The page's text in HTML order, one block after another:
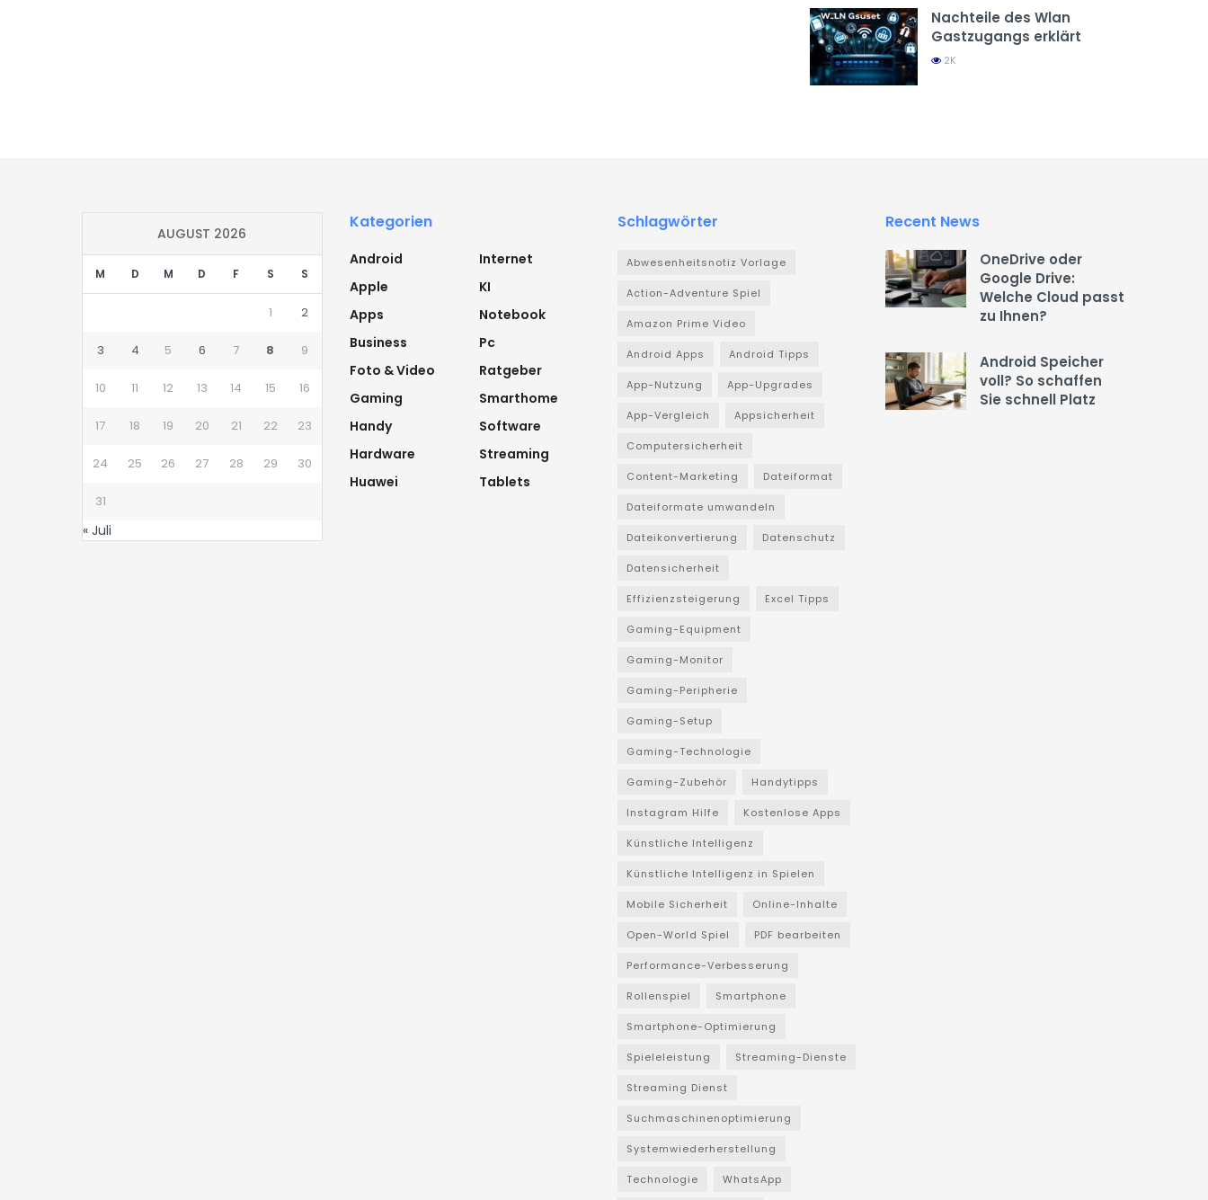
Nachteile des Wlan
Gastzugangs erklärt
2K
AUGUST 2026
M D M D F S S
1 2
3 4 5 6 7 8 9
10 11 12 13 14 15 16
17 18 19 20 21 22 23
24 25 26 27 28 29 30
31
« Juli
Kategorien
Android
Apple
Apps
Business
Foto & Video
Gaming
Handy
Hardware
Huawei
Internet
KI
Notebook
Pc
Ratgeber
Smarthome
Software
Streaming
Tablets
Schlagwörter
Abwesenheitsnotiz Vorlage
Action-Adventure Spiel
Amazon Prime Video
Android Apps Android Tipps
App-Nutzung App-Upgrades
App-Vergleich Appsicherheit
Computersicherheit
Content-Marketing Dateiformat
Dateiformate umwandeln
Dateikonvertierung Datenschutz
Datensicherheit
Effizienzsteigerung Excel Tipps
Gaming-Equipment
Gaming-Monitor
Gaming-Peripherie
Gaming-Setup
Gaming-Technologie
Gaming-Zubehör Handytipps
Instagram Hilfe Kostenlose Apps
Künstliche Intelligenz
Künstliche Intelligenz in Spielen
Mobile Sicherheit Online-Inhalte
Open-World Spiel PDF bearbeiten
Performance-Verbesserung
Rollenspiel Smartphone
Smartphone-Optimierung
Spieleleistung Streaming-Dienste
Streaming Dienst
Suchmaschinenoptimierung
Systemwiederherstellung
Technologie WhatsApp
Recent News
OneDrive oder
Google Drive:
Welche Cloud passt
zu Ihnen?
Android Speicher
voll? So schaffen
Sie schnell Platz